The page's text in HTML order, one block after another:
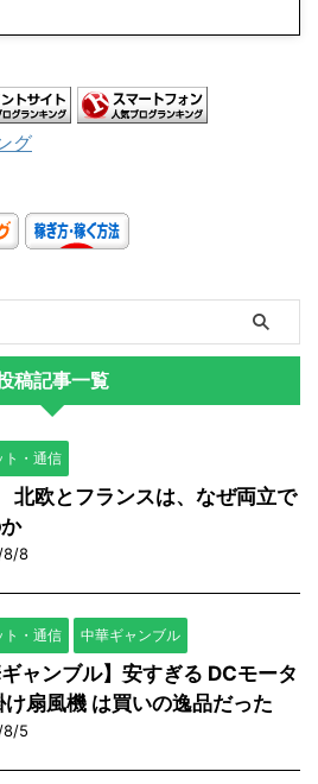
グ
稿記事一覧
ト・通信
欧とフランスは、なぜ両立で
8/8
ト・通信 中華ギャンブル
ギャンブル】安すぎる DCモータ
け扇風機 は買いの逸品だった
8/5